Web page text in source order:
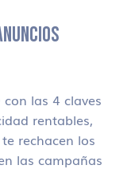
con las 4 claves
rentables,
rechacen los
las campañas